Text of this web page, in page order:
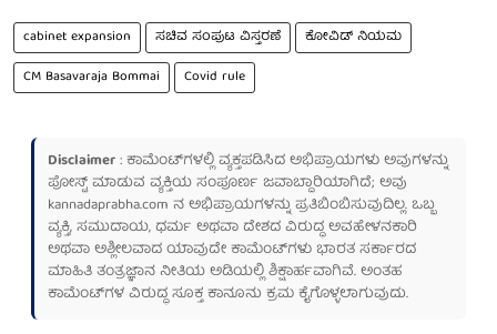
cabinet expansion ಸಚಿವ ಸಂಪುಟ ವಿಸ್ತರಣೆ
ಕೋವಿಡ್ ನಿಯಮ
CM Basavaraja Bommai
Covid rule
Disclaimer: ಕಾಮೆಂಟ್‌ಗಳಲ್ಲಿ ವ್ಯಕ್ತಪಡಿಸಿದ ಅಭಿಪ್ರಾಯಗಳು ಅವುಗಳನ್ನು
ಪೋಸ್ಟ್ ಮಾಡುವ ವ್ಯಕ್ತಿಯ ಸಂಪೂರ್ಣ ಜವಾಬ್ದಾರಿಯಾಗಿದೆ; ಅವು
kannadaprabha.com ನ ಅಭಿಪ್ರಾಯಗಳನ್ನು ಪ್ರತಿಬಿಂಬಿಸುವುದಿಲ್ಲ. ಒಬ್ಬ
ವ್ಯಕ್ತಿ, ಸಮುದಾಯ, ಧರ್ಮ ಅಥವಾ ದೇಶದ ವಿರುದ್ಧ ಅವಹೇಳನಕಾರಿ
ಅಥವಾ ಅಶ್ಲೀಲವಾದ ಯಾವುದೇ ಕಾಮೆಂಟ್‌ಗಳು ಭಾರತ ಸರ್ಕಾರದ
ಮಾಹಿತಿ ತಂತ್ರಜ್ಞಾನ ನೀತಿಯ ಅಡಿಯಲ್ಲಿ ಶಿಕ್ಷಾರ್ಹವಾಗಿವೆ. ಅಂತಹ
ಕಾಮೆಂಟ್‌ಗಳ ವಿರುದ್ಧ ಸೂಕ್ತ ಕಾನೂನು ಕ್ರಮ ಕೈಗೊಳ್ಳಲಾಗುವುದು.